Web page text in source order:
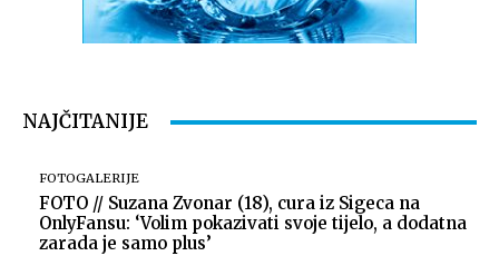
NAJČITANIJE
FOTOGALERIJE
FOTO // Suzana Zvonar (18), cura iz Sigeca na
OnlyFansu: ‘Volim pokazivati svoje tijelo, a dodatna
zarada je samo plus’